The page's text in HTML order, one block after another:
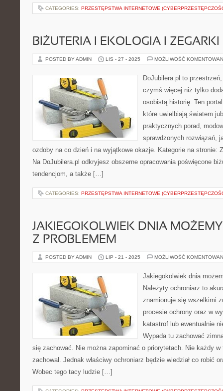
CATEGORIES: PRZESTĘPSTWA INTERNETOWE
BIŻUTERIA I EKOLOGIA I ZEGARKI
POSTED BY ADMIN LIS - 27 - 2025 MOŻLIWOŚĆ
DoJubilera.pl to
czymś więcej niż tylko
osobistą historię. Ten
które uwielbiają światem
praktycznych porad,
sprawdzonych rozwiązań,
ozdoby na co dzień i na wyjątkowe okazje. Kategorie na stronie:
Na DoJubilera.pl odkryjesz obszerne opracowania poświęcone
tendencjom, a także […]
CATEGORIES: PRZESTĘPSTWA INTERNETOWE
JAKIEGOKOLWIEK DNIA
Z PROBLEMEM
POSTED BY ADMIN LIP - 21 - 2025 MOŻLIWOŚĆ
Jakiegokolwiek dnia
Należyty ochroniarz to
znamionuje się wszelkimi
procesie ochrony oraz w
katastrof lub ewentualnie
Wypada tu zachować
się zachować. Nie można zapominać o priorytetach. Nie każdy
zachował. Jednak właściwy ochroniarz będzie wiedział co robić
Wobec tego tacy ludzie […]